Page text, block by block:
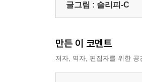
글그림 : 슬리피-C
만든 이 코멘트
저자, 역자, 편집자를 위한